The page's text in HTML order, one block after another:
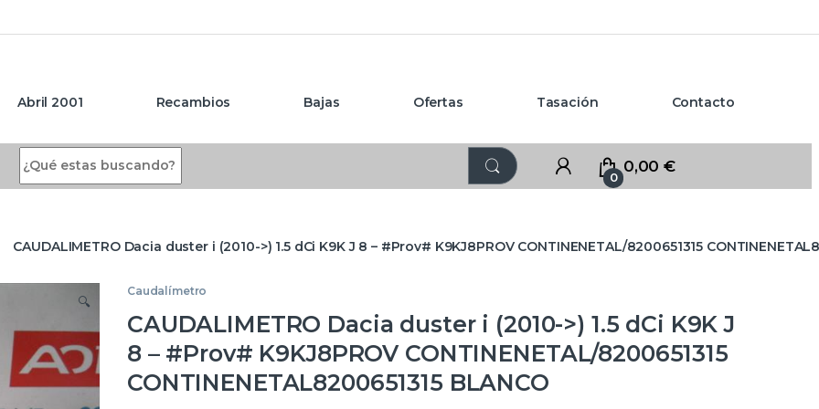
Abril 2001 Recambios Bajas Ofertas Tasación Contacto
0
0,00€
CAUDALIMETRO Dacia duster i (2010->) 1.5 dCi K9K J 8 – #Prov# K9KJ8PROV CONTINENETAL/8200651315
🔍
Caudalímetro
CAUDALIMETRO Dacia duster i (2010->) 1.5 dCi K9K J
8 – #Prov# K9KJ8PROV CONTINENETAL/8200651315
CONTINENETAL8200651315 BLANCO